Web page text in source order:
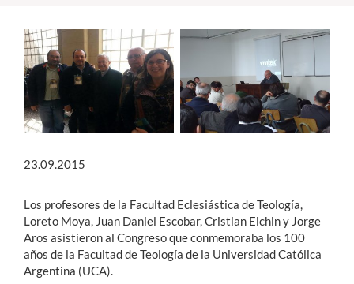
23.09.2015
Los profesores de la Facultad Eclesiástica de Teología,
Loreto Moya, Juan Daniel Escobar, Cristian Eichin y Jorge
Aros asistieron al Congreso que conmemoraba los 100
años de la Facultad de Teología de la Universidad Católica
Argentina (UCA).